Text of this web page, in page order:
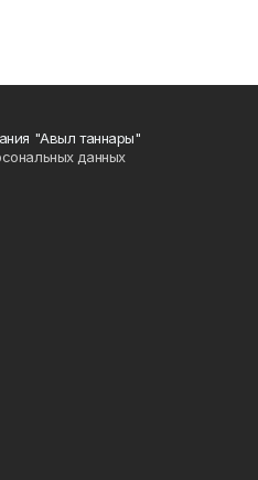
"Авыл таннары"
данных